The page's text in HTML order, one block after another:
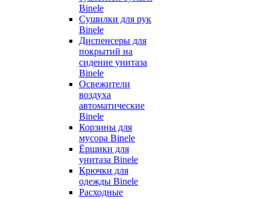
Binele
Сушилки для рук
Binele
Диспенсеры для
покрытий на
сидение унитаза
Binele
Освежители
воздуха
автоматические
Binele
Корзины для
мусора Binele
Ёршики для
унитаза Binele
Крючки для
одежды Binele
Расходные